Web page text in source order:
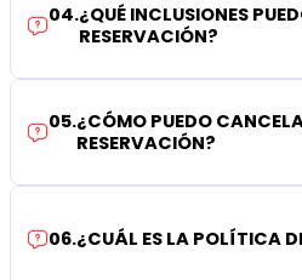
04.¿QUÉ INCLUSIONES
RESERVACIÓN?
05.¿CÓMO PUEDO
RESERVACIÓN?
06.¿CUÁL ES LA POLÍTICA